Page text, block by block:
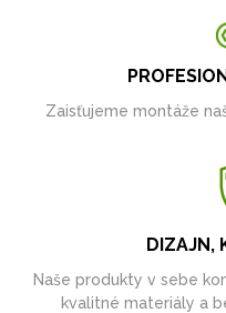
Zaisťujeme montáže
DIZAJN,
Naše produkty v sebe
kvalitné materiály a